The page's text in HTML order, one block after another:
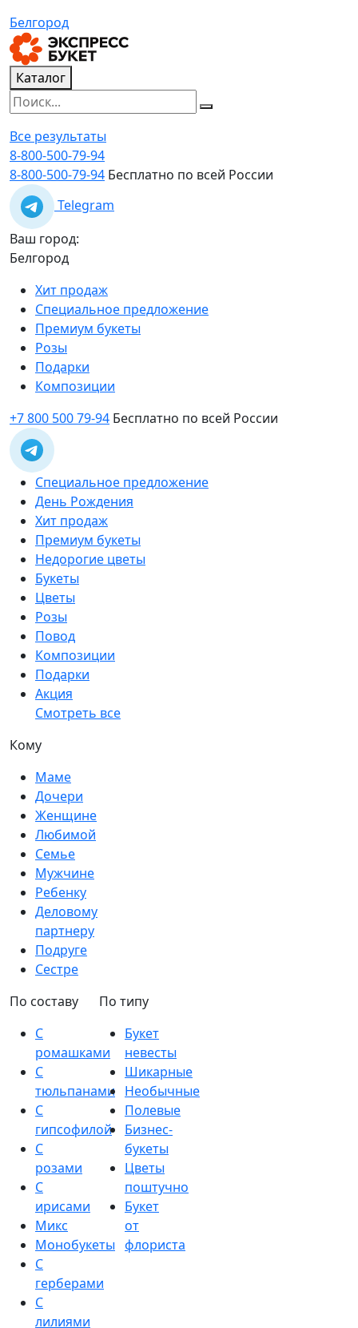
Белгород
Каталог
Все результаты
8-800-500-79-94
8-800-500-79-94 Бесплатно по всей России
Telegram
Ваш город:
Белгород
Хит продаж
Специальное предложение
Премиум букеты
Розы
Подарки
Композиции
+7 800 500 79-94 Бесплатно по всей России
Специальное предложение
День Рождения
Хит продаж
Премиум букеты
Недорогие цветы
Букеты
Цветы
Розы
Повод
Композиции
Подарки
Акция
Смотреть все
Кому
Маме
Дочери
Женщине
Любимой
Семье
Мужчине
Ребенку
Деловому
партнеру
Подруге
Сестре
По составу
С
ромашками
С
тюльпанами
С
гипсофилой
С
розами
С
ирисами
Микс
Монобукеты
С
герберами
С
лилиями
По типу
Букет
невесты
Шикарные
Необычные
Полевые
Бизнес-
букеты
Цветы
поштучно
Букет
от
флориста